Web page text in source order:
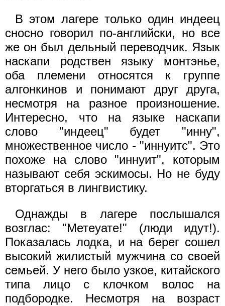
В этом лагере только один индеец
сносно говорил по-английски, но все
же он был дельный переводчик. Язык
наскапи родствен языку монтэнье,
оба племени относятся к группе
алгонкинов и понимают друг друга,
несмотря на разное произношение.
Интересно, что на языке наскапи
слово "индеец" будет "инну",
множественное число - "иннуитс". Это
похоже на слово "иннуит", которым
называют себя эскимосы. Но не буду
вторгаться в лингвистику.
Однажды в лагере послышался
возглас: "Метеуате!" (люди идут!).
Показалась лодка, и на берег сошел
высокий жилистый мужчина со своей
семьей. У него было узкое, китайского
типа лицо с клочком волос на
подбородке. Несмотря на возраст